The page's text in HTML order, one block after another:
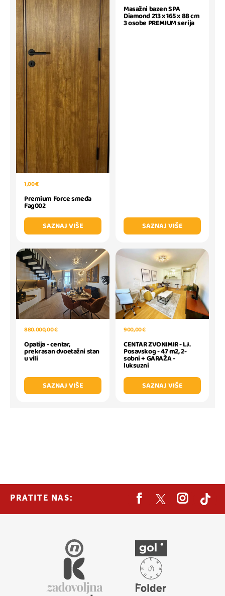
1,00 €
Premium Force smeđa
Fag002
SAZNAJ VIŠE
Masažni bazen SPA
Diamond 213 x 165 x 88 cm
3 osobe PREMIUM serija
SAZNAJ VIŠE
880.000,00 €
Opatija - centar,
prekrasan dvoetažni stan
u vili
SAZNAJ VIŠE
900,00 €
CENTAR ZVONIMIR - LJ.
Posavskog - 47 m2, 2-
sobni + GARAŽA -
luksuzni
SAZNAJ VIŠE
PRATITE NAS: